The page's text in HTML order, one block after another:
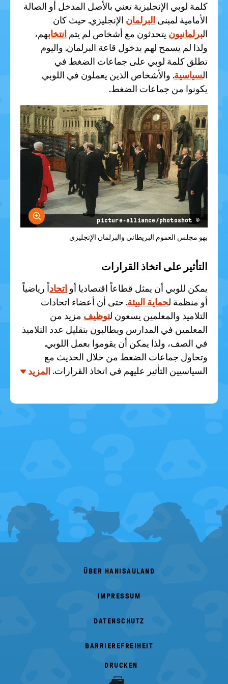
كلمة لوبي الإنجليزية تعني بالأصل المدخل أو الصالة
الأمامية لمبنى البرلمان الإنجليزي. حيث كان
البرلمانيون يتحدثون مع أشخاص لم يتم انتخابهم،
ولذا لم يسمح لهم بدخول قاعة البرلمان. واليوم
تطلق كلمة لوبي على جماعات الضغط في
السياسية. والأشخاص الذين يعملون في اللوبي
يكونوا من جماعات الضغط.
© picture-alliance/photoshot
بهو مجلس العموم البريطاني والبرلمان الإنجليزي
التأثير على اتخاذ القرارات
يمكن للوبي أن يمثل قطاعاً اقتصاديا أو اتحاد اً رياضياً
أو منظمة لحماية البيئة. حتى أن أعضاء اتحادات
التلاميذ والمعلمين يسعون لتوظيف مزيد من
المعلمين في المدارس ويطالبون بتقليل عدد التلاميذ
في الصف، ولذا يمكن أن يقوموا بعمل اللوبي.
وتحاول جماعات الضغط من خلال الحديث مع
السياسيين التأثير عليهم في اتخاذ القرارات. المزيد
FOOTER
MENU
ÜBER HANISAULAND
IMPRESSUM
DATENSCHUTZ
BARRIEREFREIHEIT
DRUCKEN